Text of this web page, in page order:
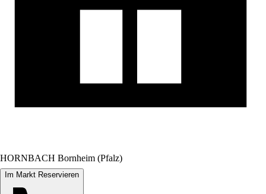
HORNBACH Bornheim (Pfalz)
Im Markt Reservieren